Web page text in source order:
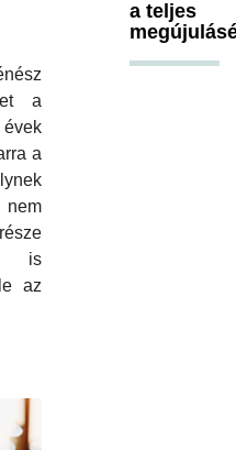
a
a
nem
is
az
a teljes